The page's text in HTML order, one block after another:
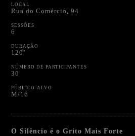
LOCAL
Rua do Comércio, 94
SESSÕES
6
DURAÇÃO
120’
NÚMERO DE PARTICIPANTES
30
PÚBLICO-ALVO
M/16
O Silêncio é o Grito Mais Forte